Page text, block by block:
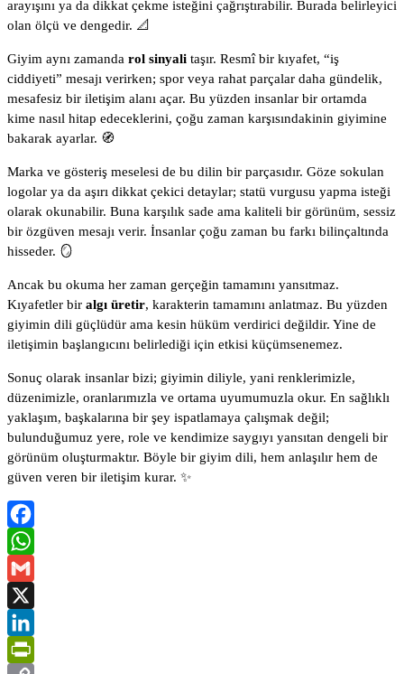
arayışını ya da dikkat çekme isteğini çağrıştırabilir. Burada belirleyici
olan ölçü ve dengedir. 📐
Giyim aynı zamanda rol sinyali taşır. Resmî bir kıyafet, “iş
ciddiyeti” mesajı verirken; spor veya rahat parçalar daha gündelik,
mesafesiz bir iletişim alanı açar. Bu yüzden insanlar bir ortamda
kime nasıl hitap edeceklerini, çoğu zaman karşısındakinin giyimine
bakarak ayarlar. 🧭
Marka ve gösteriş meselesi de bu dilin bir parçasıdır. Göze sokulan
logolar ya da aşırı dikkat çekici detaylar; statü vurgusu yapma isteği
olarak okunabilir. Buna karşılık sade ama kaliteli bir görünüm, sessiz
bir özgüven mesajı verir. İnsanlar çoğu zaman bu farkı bilinçaltında
hisseder. 🪞
Ancak bu okuma her zaman gerçeğin tamamını yansıtmaz.
Kıyafetler bir algı üretir, karakterin tamamını anlatmaz. Bu yüzden
giyimin dili güçlüdür ama kesin hüküm verdirici değildir. Yine de
iletişimin başlangıcını belirlediği için etkisi küçümsenemez.
Sonuç olarak insanlar bizi; giyimin diliyle, yani renklerimizle,
düzenimizle, oranlarımızla ve ortama uyumumuzla okur. En sağlıklı
yaklaşım, başkalarına bir şey ispatlamaya çalışmak değil;
bulunduğumuz yere, role ve kendimize saygıyı yansıtan dengeli bir
görünüm oluşturmaktır. Böyle bir giyim dili, hem anlaşılır hem de
güven veren bir iletişim kurar. ✨
Facebook
WhatsApp
Gmail
X
LinkedIn